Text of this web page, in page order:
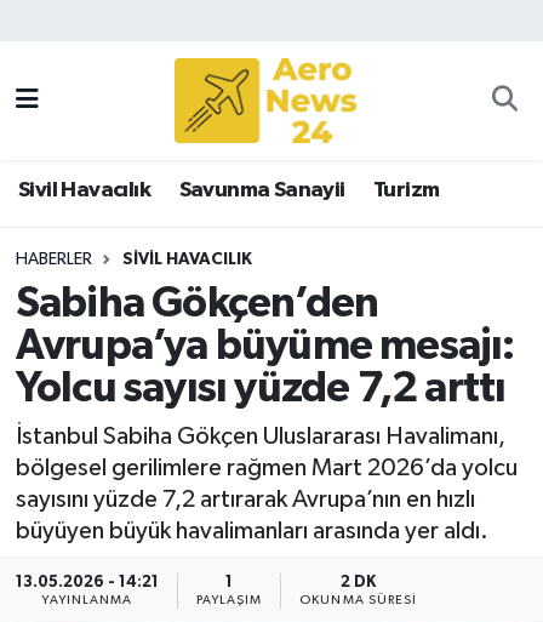
Sivil Havacılık Savunma Sanayii Turizm
HABERLER SIVIL HAVACILIK
Sabiha Gökçen’den
Avrupa’ya büyüme mesajı:
Yolcu sayısı yüzde 7,2 arttı
İstanbul Sabiha Gökçen Uluslararası Havalimanı,
bölgesel gerilimlere rağmen Mart 2026’da yolcu
sayısını yüzde 7,2 artırarak Avrupa’nın en hızlı
büyüyen büyük havalimanları arasında yer aldı.
13.05.2026 - 14:21
YAYINLANMA PAYLAŞIM
2 DK
OKUNMA SÜRESI